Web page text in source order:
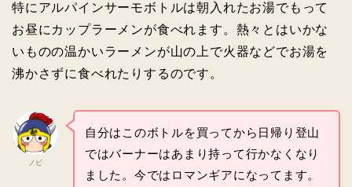
特にアルパインサーモボトルは朝入れたお湯でもって
お昼にカップラーメンが食べれます。熱々とはいかな
いものの温かいラーメンが山の上で火器などでお湯を
沸かさずに食べれたりするのです。
ノビ
自分はこのボトルを買ってから日帰り登山
ではバーナーはあまり持って行かなくなり
ました。今ではロマンギアになってます。